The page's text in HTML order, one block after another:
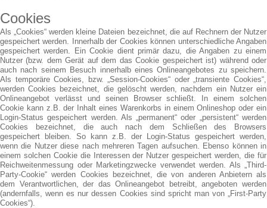
Cookies
Als „Cookies“ werden kleine Dateien bezeichnet, die auf Rechnern der Nutzer
gespeichert werden. Innerhalb der Cookies können unterschiedliche Angaben
gespeichert werden. Ein Cookie dient primär dazu, die Angaben zu einem
Nutzer (bzw. dem Gerät auf dem das Cookie gespeichert ist) während oder
auch nach seinem Besuch innerhalb eines Onlineangebotes zu speichern.
Als temporäre Cookies, bzw. „Session-Cookies“ oder „transiente Cookies“,
werden Cookies bezeichnet, die gelöscht werden, nachdem ein Nutzer ein
Onlineangebot verlässt und seinen Browser schließt. In einem solchen
Cookie kann z.B. der Inhalt eines Warenkorbs in einem Onlineshop oder ein
Login-Status gespeichert werden. Als „permanent“ oder „persistent“ werden
Cookies bezeichnet, die auch nach dem Schließen des Browsers
gespeichert bleiben. So kann z.B. der Login-Status gespeichert werden,
wenn die Nutzer diese nach mehreren Tagen aufsuchen. Ebenso können in
einem solchen Cookie die Interessen der Nutzer gespeichert werden, die für
Reichweitenmessung oder Marketingzwecke verwendet werden. Als „Third-
Party-Cookie“ werden Cookies bezeichnet, die von anderen Anbietern als
dem Verantwortlichen, der das Onlineangebot betreibt, angeboten werden
(andernfalls, wenn es nur dessen Cookies sind spricht man von „First-Party
Cookies“).